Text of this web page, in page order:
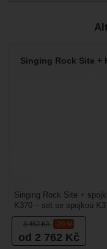
Nebyla
Singing Rock Site +
3 452Kč -20 %
od 2 762 Kč
Singing Rock Site +
K370 – set se spojkou
určený pro polohování.
s tímto setem je snadná...